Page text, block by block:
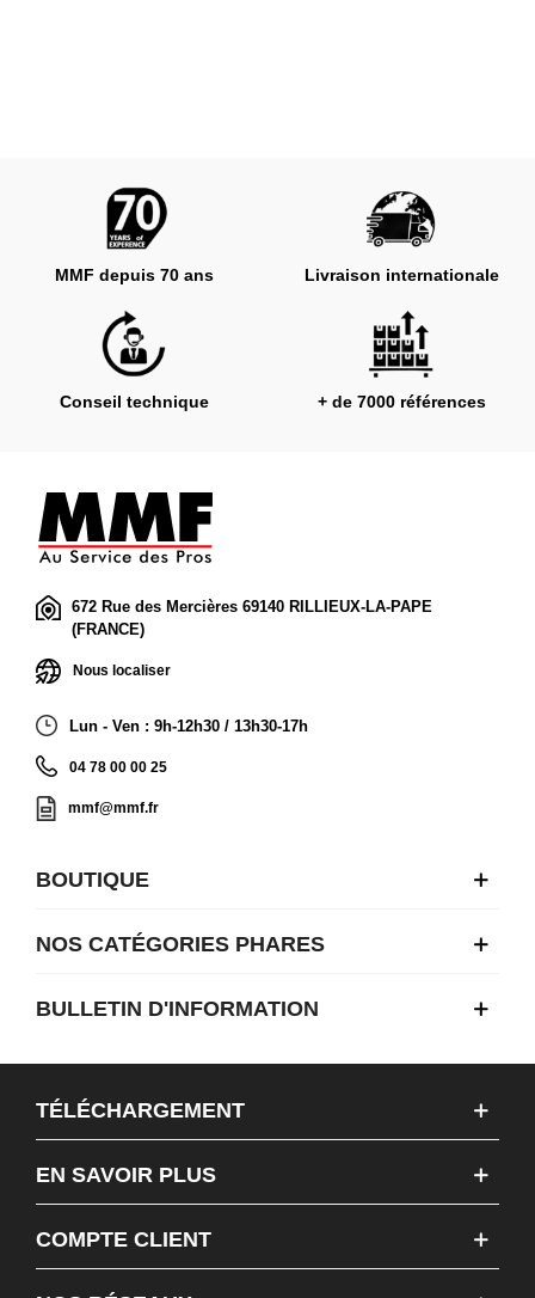
MMF depuis 70 ans Livraison internationale
Conseil technique + de 7000 références
672 Rue des Mercières 69140 RILLIEUX-LA-PAPE
(FRANCE)
Nous localiser
Lun - Ven : 9h-12h30 / 13h30-17h
04 78 00 00 25
mmf@mmf.fr
BOUTIQUE
NOS CATÉGORIES PHARES
BULLETIN D'INFORMATION
TÉLÉCHARGEMENT
EN SAVOIR PLUS
COMPTE CLIENT